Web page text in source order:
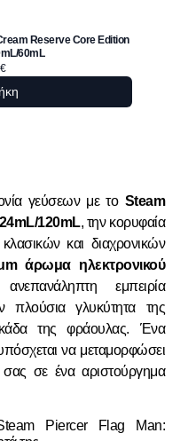
Reserve Core Edition
60mL
€
γεύσεων με το Steam
120mL, την κορυφαία
και διαχρονικών
άρωμα ηλεκτρονικού
εμπειρία
πλούσια γλυκύτητα της
της φράουλας. Ένα
να μεταμορφώσει
σε ένα αριστούργημα
Piercer Flag Man: